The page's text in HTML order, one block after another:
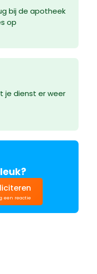
bij de apotheek
op
je dienst er weer
een reactie